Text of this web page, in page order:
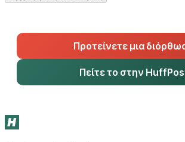
Προτείνετε μια
Πείτε το στην